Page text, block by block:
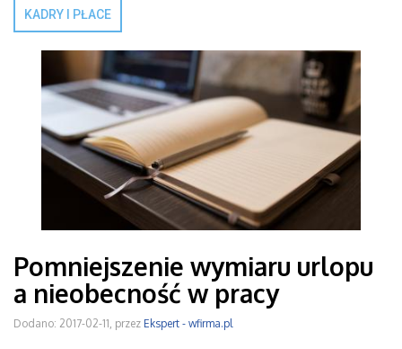
KADRY I PŁACE
Pomniejszenie wymiaru urlopu
a nieobecność w pracy
Dodano: 2017-02-11, przez Ekspert - wfirma.pl